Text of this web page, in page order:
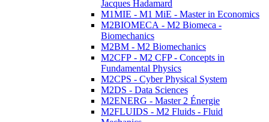
Jacques Hadamard
M1MIE - M1 MiE - Master in Economics
M2BIOMECA - M2 Biomeca -
Biomechanics
M2BM - M2 Biomechanics
M2CFP - M2 CFP - Concepts in
Fundamental Physics
M2CPS - Cyber Physical System
M2DS - Data Sciences
M2ENERG - Master 2 Énergie
M2FLUIDS - M2 Fluids - Fluid